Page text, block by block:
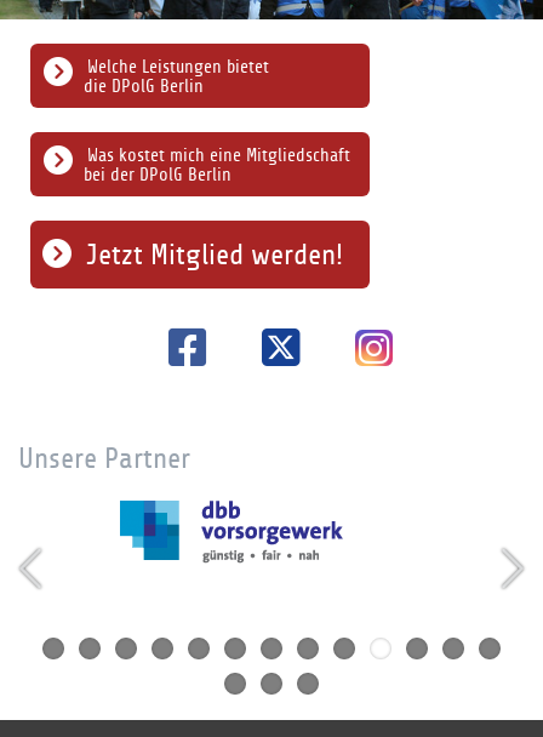
Was kostet mich eine Mitgliedschaft
bei der DPolG Berlin
Welche Leistungen bietet
die DPolG Berlin
Jetzt Mitglied werden!
Unsere Partner